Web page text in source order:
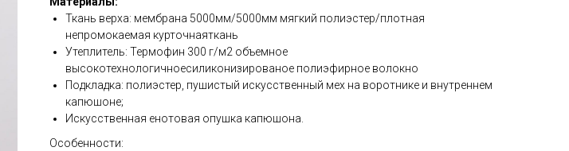
Ткань верха: мембрана 5000мм/5000мм мягкий полиэстер/плотная
непромокаемая курточнаяткань
Утеплитель: Термофин 300 г/м2 объемное
высокотехнологичноесиликонизированое полиэфирное волокно
Подкладка: полиэстер, пушистый искусственный мех на воротнике и внутреннем
капюшоне;
Искусственная енотовая опушка капюшона.
Особенности: